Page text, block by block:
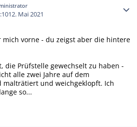
12. Mai 2021
vorne - du zeigst aber die hintere
die Prüfstelle gewechselt zu haben -
alle zwei Jahre auf dem
und weichgeklopft. Ich
so...